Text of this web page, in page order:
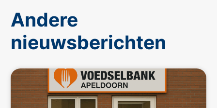
Andere
nieuwsberichten